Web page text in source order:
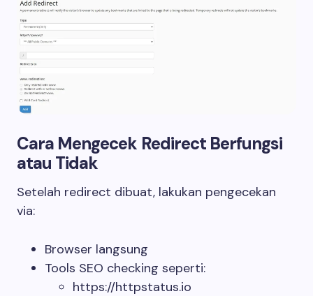
Cara Mengecek Redirect Berfungsi
atau Tidak
Setelah redirect dibuat, lakukan pengecekan
via:
Browser langsung
Tools SEO checking seperti:
https://httpstatus.io